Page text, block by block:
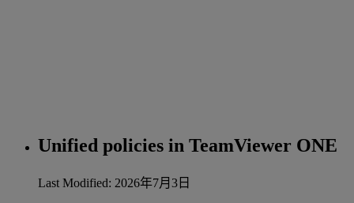
Unified policies in TeamViewer ONE
Last Modified: 2026年7月3日